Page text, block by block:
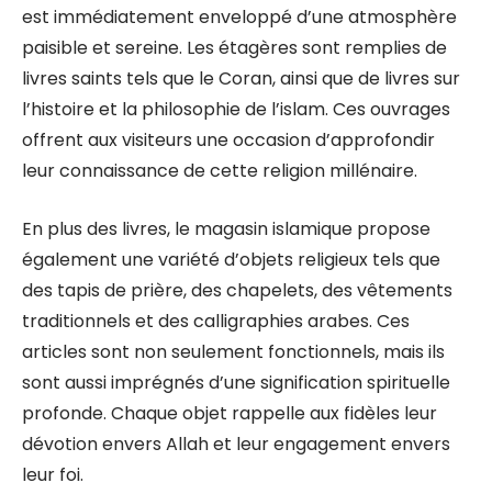
est immédiatement enveloppé d’une atmosphère
paisible et sereine. Les étagères sont remplies de
livres saints tels que le Coran, ainsi que de livres sur
l’histoire et la philosophie de l’islam. Ces ouvrages
offrent aux visiteurs une occasion d’approfondir
leur connaissance de cette religion millénaire.
En plus des livres, le magasin islamique propose
également une variété d’objets religieux tels que
des tapis de prière, des chapelets, des vêtements
traditionnels et des calligraphies arabes. Ces
articles sont non seulement fonctionnels, mais ils
sont aussi imprégnés d’une signification spirituelle
profonde. Chaque objet rappelle aux fidèles leur
dévotion envers Allah et leur engagement envers
leur foi.